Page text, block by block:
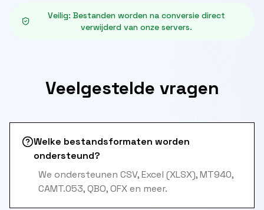
Veilig: Bestanden worden na conversie direct
verwijderd van onze servers.
Veelgestelde vragen
Welke bestandsformaten worden
ondersteund?
We ondersteunen CSV, Excel (XLSX), MT940,
CAMT.053, QBO, OFX en meer.